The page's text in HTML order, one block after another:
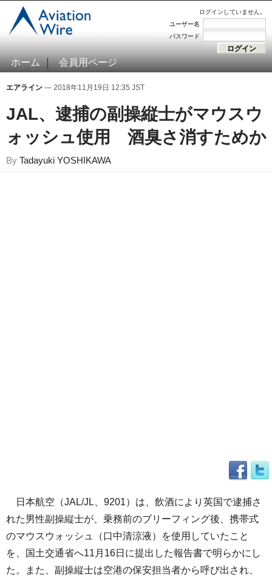
ログインしていません。
ユーザー名
パスワード
ホーム 会員用ページ
エアライン — 2018年11月19日 12:35 JST
JAL、逮捕の副操縦士がマウスウ
ォッシュ使用 酒臭さ消すためか
By Tadayuki YOSHIKAWA
日本航空（JAL/JL、9201）は、飲酒により英国で逮捕さ
れた男性副操縦士が、乗務前のブリーフィング後、携帯式
のマウスウォッシュ（口中清涼液）を使用していたこと
を、国土交通省へ11月16日に提出した報告書で明らかにし
た。また、副操縦士は空港の保安担当者から呼び出され、